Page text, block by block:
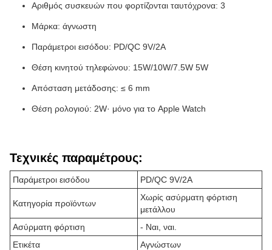
Αριθμός συσκευών που φορτίζονται ταυτόχρονα: 3
Μάρκα: άγνωστη
Παράμετροι εισόδου: PD/QC 9V/2A
Θέση κινητού τηλεφώνου: 15W/10W/7.5W 5W
Απόσταση μετάδοσης: ≤ 6 mm
Θέση ρολογιού: 2W· μόνο για το Apple Watch
Τεχνικές παραμέτρους:
Παράμετροι εισόδου PD/QC 9V/2A
Κατηγορία προϊόντων
Χωρίς ασύρματη φόρτιση
μετάλλου
Ασύρματη φόρτιση
- Ναι, ναι.
Ετικέτα
Αγνώστων